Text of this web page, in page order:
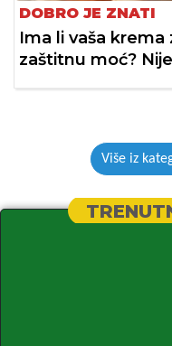
DOBRO JE ZNATI
Ima li vaša krema
zaštitnu moć?
Više iz